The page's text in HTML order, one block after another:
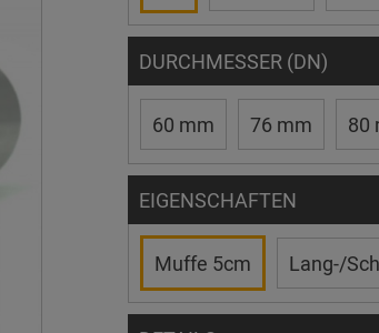
DURCHMESSER (DN)
60 mm 76 mm 80
EIGENSCHAFTEN
Muffe 5cm Lang-/